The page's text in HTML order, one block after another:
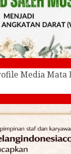
Media Mata